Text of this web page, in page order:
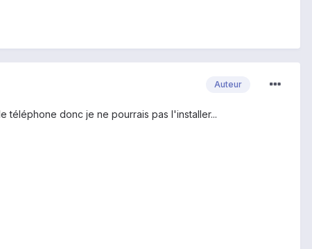
Auteur
téléphone donc je ne pourrais pas l'installer...